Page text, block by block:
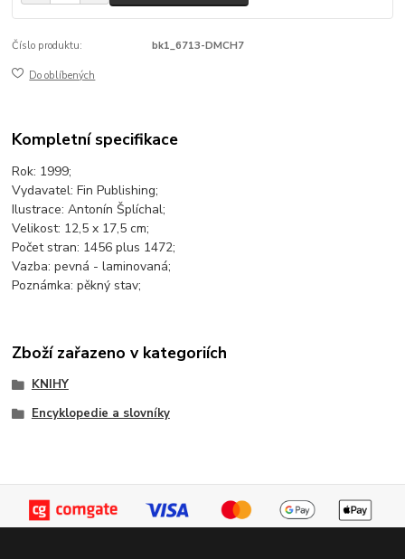
Číslo produktu: bk1_6713-DMCH7
Do oblíbených
Kompletní specifikace
Rok: 1999;
Vydavatel: Fin Publishing;
Ilustrace: Antonín Šplíchal;
Velikost: 12,5 x 17,5 cm;
Počet stran: 1456 plus 1472;
Vazba: pevná - laminovaná;
Poznámka: pěkný stav;
Zboží zařazeno v kategoriích
KNIHY
Encyklopedie a slovníky